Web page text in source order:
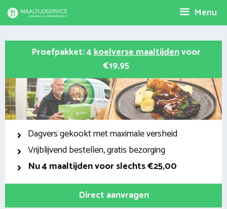
Spring
naar
Menu
Proefpakket: 4koelverse maaltijdenvoor
€19,95
Dagvers gekookt met maximale versheid
Vrijblijvend bestellen, gratis bezorging
Nu4 maaltijden voor slechts €25,00
Direct aanvragen